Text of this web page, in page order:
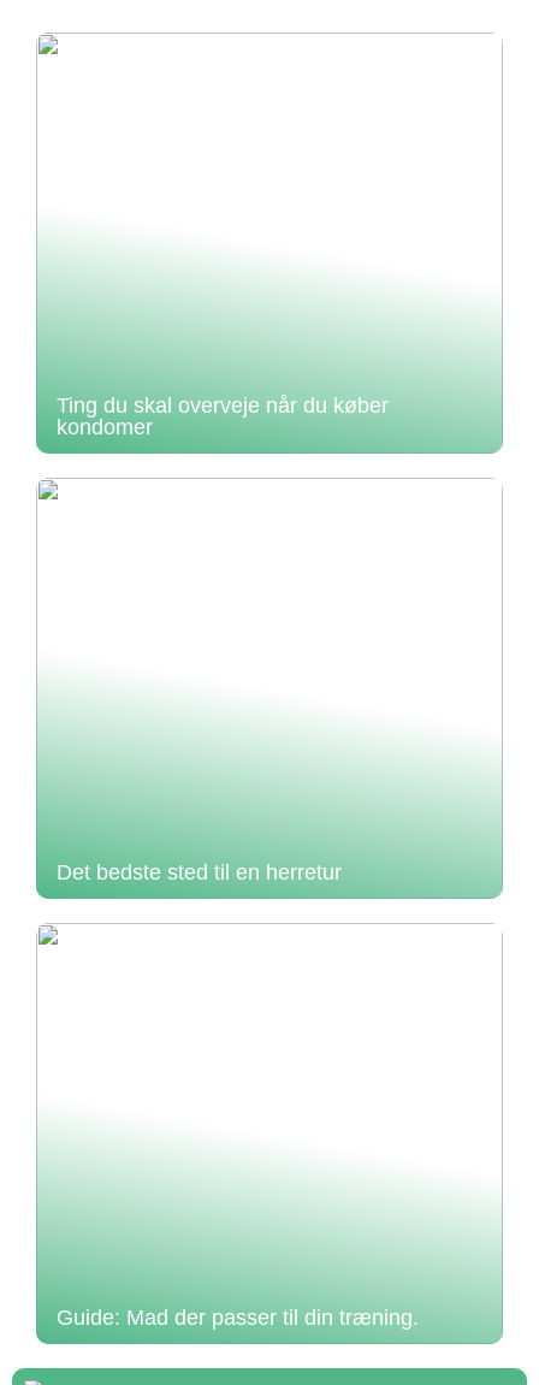
Ting du skal overveje når du køber
kondomer
Det bedste sted til en herretur
Guide: Mad der passer til din træning.